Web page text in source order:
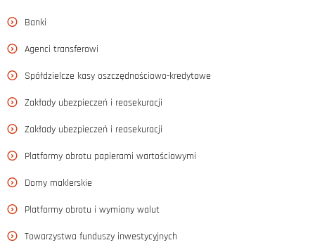
Banki
Agenci transferowi
Spółdzielcze kasy oszczędnościowo-kredytowe
Zakłady ubezpieczeń i reasekuracji
Zakłady ubezpieczeń i reasekuracji
Platformy obrotu papierami wartościowymi
Domy maklerskie
Platformy obrotu i wymiany walut
Towarzystwa funduszy inwestycyjnych